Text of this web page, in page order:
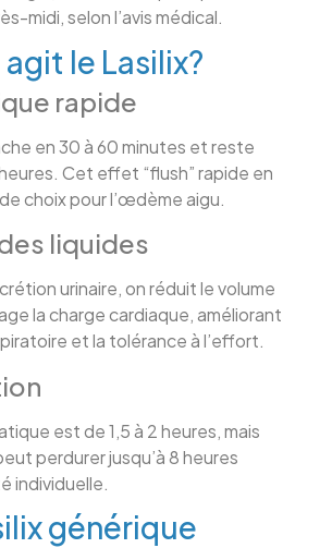
midi, selon l’avis médical.
le Lasilix?
rapide
en 30 à 60 minutes et reste
Cet effet “flush” rapide en
choix pour l’œdème aigu.
liquides
urinaire, on réduit le volume
la charge cardiaque, améliorant
et la tolérance à l’effort.
est de 1,5 à 2 heures, mais
perdurer jusqu’à 8 heures
individuelle.
générique